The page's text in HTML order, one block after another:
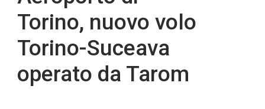
Torino, nuovo volo
Torino-Suceava
operato da Tarom